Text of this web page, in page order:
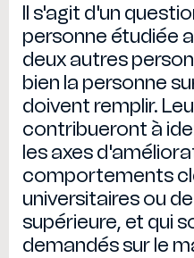
Il s'agit d'un
personne étudiée
deux autres
bien la personne
doivent remplir.
contribueront à
les axes
comportements
universitaires ou
supérieure, et qui
demandés sur le